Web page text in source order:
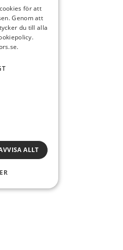
för att
Genom att
du till alla
ALLT